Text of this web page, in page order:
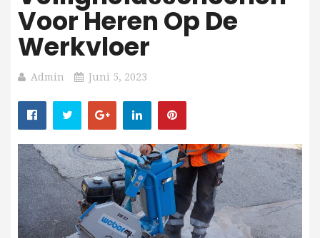
Voor Heren Op De
Werkvloer
Admin Juni 5, 2023